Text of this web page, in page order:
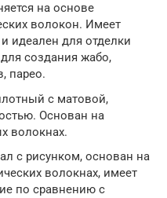
на основе
волокон. Имеет
идеален для отделки
создания жабо,
парео.
с матовой,
Основан на
волокнах.
с рисунком, основан на
волокнах, имеет
по сравнению с